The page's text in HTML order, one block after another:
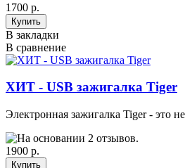
1700 р.
В закладки
В сравнение
ХИТ - USB зажигалка Tiger
Электронная зажигалка Tiger - это
1900 р.